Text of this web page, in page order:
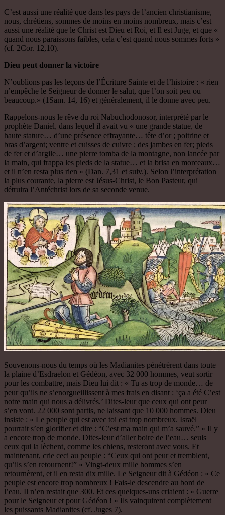
C’est aussi une réalité que dans les pays de l’ancien christianisme,
nous, chrétiens, sommes de moins en moins nombreux, mais c’est
aussi une réalité que le Christ est Dieu et Roi, et Il est Juge, et que «
quand nous paraissons faibles, cela c’est quand nous sommes forts »
(cf. 2Cor. 12,10).
Dieu peut donner la victoire
N’oublions pas les leçons de l’Écriture Sainte et de l’histoire : « rien
n’empêche le Seigneur de donner le salut, que l’on soit peu ou
beaucoup.» (1Sam. 14, 16) et généralement, il le donne avec peu.
Rappelons-nous le rêve du roi Nabuchodonosor, interprété par le
prophète Daniel, dans lequel il avait vu « une grande statue, de
haute stature… d’une présence effrayante… tête d’or ; poitrine et
bras d’argent; ventre et cuisses de cuivre ; des jambes en fer; pieds
de fer et d’argile… une pierre tomba de la montagne, non lancée par
la main, qui frappa les pieds de la statue… et la brisa en morceaux…
et il n’en resta plus rien » (Dan. 7,31 et suiv.). Selon l’interprétation
la plus courante, la pierre est Jésus-Christ, le Bon Pasteur, qui
détruira l’Antéchrist lors de sa seconde venue.
Souvenons-nous du temps où les Madianites pénétrèrent dans toute
la plaine d’Esdraelon et Gédéon, avec 32 000 hommes, veut sortir
pour les combattre, mais Dieu lui dit : « Tu as trop de monde… de
peur qu’ils ne s’enorgueillissent à mes frais en disant : ‘ça a été C’est
notre main qui nous a délivrés.’ Dites-leur que ceux qui ont peur
s’en vont. 22 000 sont partis, ne laissant que 10 000 hommes. Dieu
insiste : « Le peuple qui est avec toi est trop nombreux. Israël
pourrait s’en glorifier et dire : “C’est ma main qui m’a sauvé.” « Il y
a encore trop de monde. Dites-leur d’aller boire de l’eau… seuls
ceux qui la lèchent, comme les chiens, resteront avec vous. Et
maintenant, crie ceci au peuple : “Ceux qui ont peur et tremblent,
qu’ils s’en retournent!” » Vingt-deux mille hommes s’en
retournèrent, et il en resta dix mille. Le Seigneur dit à Gédéon : « Ce
peuple est encore trop nombreux ! Fais-le descendre au bord de
l’eau. Il n’en restait que 300. Et ces quelques-uns criaient : « Guerre
pour le Seigneur et pour Gédéon ! » Ils vainquirent complètement
les puissants Madianites (cf. Juges 7).